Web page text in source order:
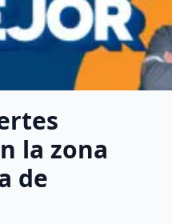
la zona
de